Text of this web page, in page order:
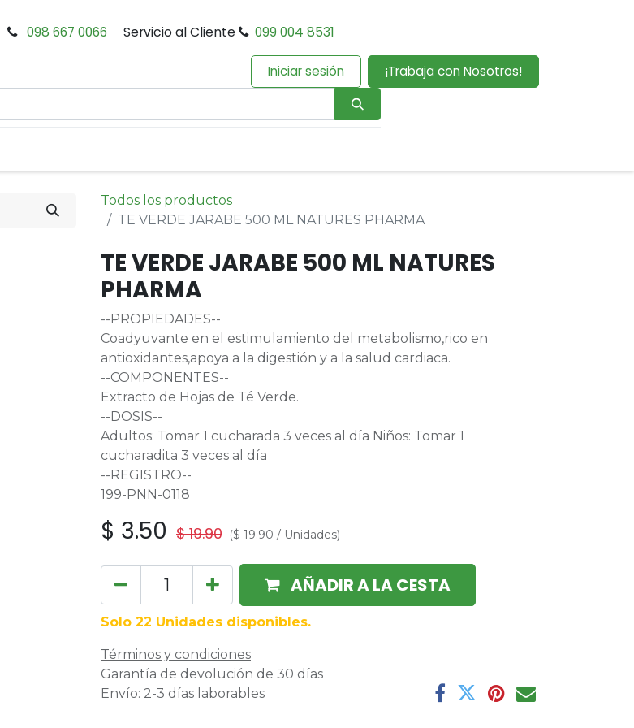
098 667 0066 Servicio al Cliente 099 004 8531
Iniciar sesión ¡Trabaja con Nosotros!
Todos los productos
TE VERDE JARABE 500 ML NATURES PHARMA
TE VERDE JARABE 500 ML NATURES
PHARMA
--PROPIEDADES--
Coadyuvante en el estimulamiento del metabolismo,rico en
antioxidantes,apoya a la digestión y a la salud cardiaca.
--COMPONENTES--
Extracto de Hojas de Té Verde.
--DOSIS--
Adultos: Tomar 1 cucharada 3 veces al día Niños: Tomar 1
cucharadita 3 veces al día
--REGISTRO--
199-PNN-0118
$ 3.50 $19.90 ($ 19.90 / Unidades)
AÑADIR A LA CESTA
Solo 22 Unidades disponibles.
Términos y condiciones
Garantía de devolución de 30 días
Envío: 2-3 días laborables